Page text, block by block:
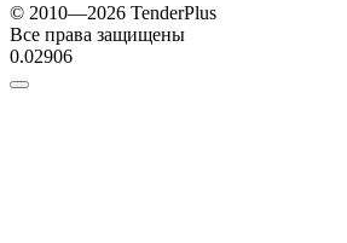
© 2010—2026 TenderPlus
Все права защищены
0.02906